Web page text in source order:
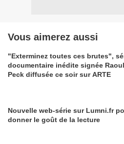
Vous aimerez aussi
"Exterminez toutes ces brutes",
documentaire inédite signée Raoul
Peck diffusée ce soir sur ARTE
Nouvelle web-série sur Lumni.fr
donner le goût de la lecture